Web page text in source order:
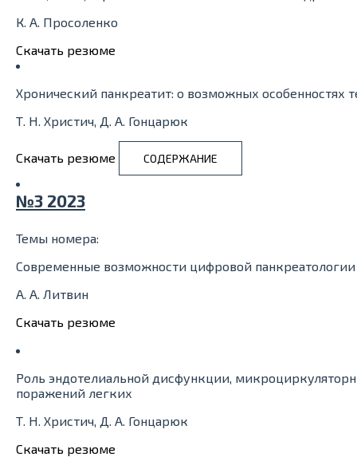
К. А. Просоленко
Скачать резюме
Хронический панкреатит: о возможных особенностях
Т. Н. Христич, Д. А. Гонцарюк
Скачать резюме СОДЕРЖАНИЕ
№3 2023
Темы номера:
Современные возможности цифровой панкреатологии
А. А. Литвин
Скачать резюме
Роль эндотелиальной дисфункции,
поражений легких
Т. Н. Христич, Д. А. Гонцарюк
Скачать резюме